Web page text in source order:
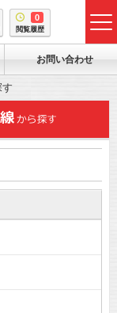
0
閲覧履歴
お問い合わせ